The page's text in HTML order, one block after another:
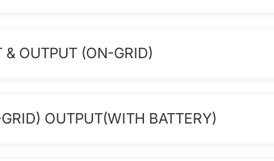
& OUTPUT (ON-GRID)
OUTPUT(WITH BATTERY)